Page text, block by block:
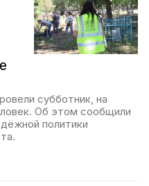
субботник, на
Об этом сообщили
политики